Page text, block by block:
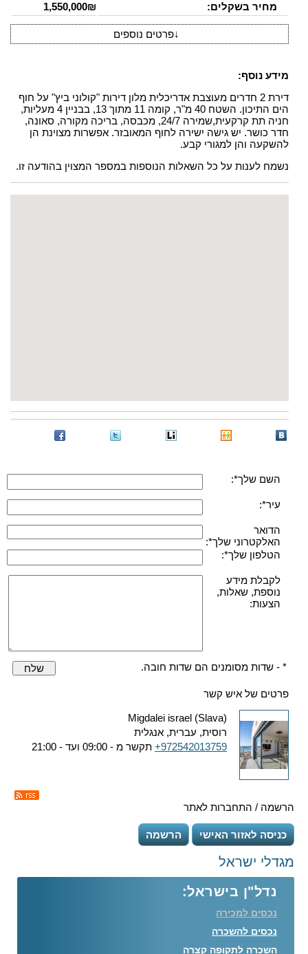
מחיר בשקלים:
1,550,000₪
↓פרטים נוספים
מידע נוסף:
דירת 2 חדרים מעוצבת אדריכלית מלון דירות "קולוני ביץ" על חוף
הים התיכון. השטח 40 מ"ר, קומה 11 מתוך 13, בבניין 4 מעליות,
חניה תת קרקעית,שמירה 24/7, מכבסה, בריכה מקורה, סאונה,
חדר כושר. יש גישה ישירה לחוף המאובזר. אפשרות מצוינת הן
להשקעה והן למגורי קבע.
נשמח לענות על כל השאלות הנוספות במספר המצוין בהודעה זו.
השם שלך*:
עיר*:
הדואר
האלקטרוני שלך*:
הטלפון שלך*:
לקבלת מידע
נוספת, שאלות,
הצעות:
* - שדות מסומנים הם שדות חובה. שלח
פרטים של איש קשר
Migdalei israel (Slava)
רוסית, עברית, אנגלית
+972542013759 תקשר מ - 09:00 ועד - 21:00
הרשמה / התחברות לאתר
כניסה לאזור האישי הרשמה
מגדלי ישראל
נדל"ן בישראל:
נכסים למכירה
נכסים להשכרה
השכרה לתקופה קצרה